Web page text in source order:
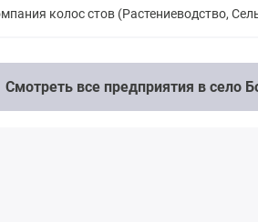
колос стов (Растениеводство,
Смотреть все предприятия в село